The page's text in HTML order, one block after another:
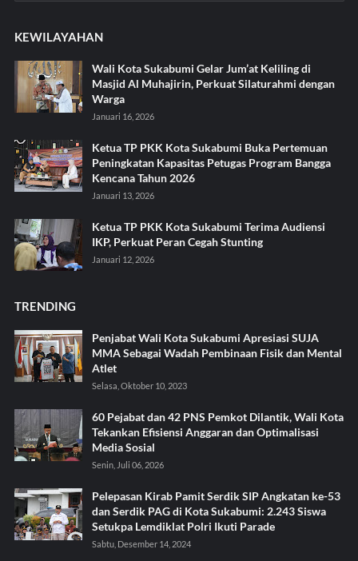
KEWILAYAHAN
Wali Kota Sukabumi Gelar Jum’at Keliling di
Masjid Al Muhajirin, Perkuat Silaturahmi dengan
Warga
Januari 16, 2026
Ketua TP PKK Kota Sukabumi Buka Pertemuan
Peningkatan Kapasitas Petugas Program Bangga
Kencana Tahun 2026
Januari 13, 2026
Ketua TP PKK Kota Sukabumi Terima Audiensi
IKP, Perkuat Peran Cegah Stunting
Januari 12, 2026
TRENDING
Penjabat Wali Kota Sukabumi Apresiasi SUJA
MMA Sebagai Wadah Pembinaan Fisik dan Mental
Atlet
Selasa, Oktober 10, 2023
60 Pejabat dan 42 PNS Pemkot Dilantik, Wali Kota
Tekankan Efisiensi Anggaran dan Optimalisasi
Media Sosial
Senin, Juli 06, 2026
Pelepasan Kirab Pamit Serdik SIP Angkatan ke-53
dan Serdik PAG di Kota Sukabumi: 2.243 Siswa
Setukpa Lemdiklat Polri Ikuti Parade
Sabtu, Desember 14, 2024